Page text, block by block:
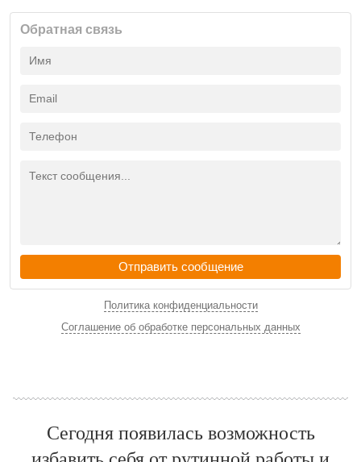
Обратная связь
Отправить сообщение
Политика конфиденциальности
Соглашение об обработке персональных данных
Сегодня появилась возможность